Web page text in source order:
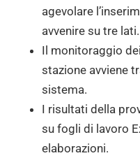
agevolare
avvenire su tre lati.
Il monitoraggio
stazione avviene
sistema.
I risultati della
su fogli di lavoro
elaborazioni.